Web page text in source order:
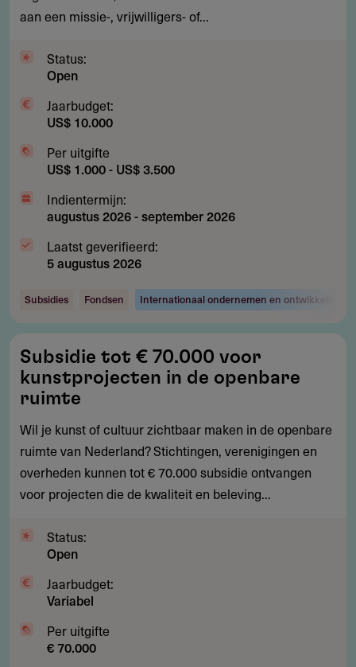
en
aan een missie-, vrijwilligers- of...
Status:
Open
Jaarbudget:
US$ 10.000
Per uitgifte
US$ 1.000 - US$ 3.500
Indientermijn:
augustus 2026-september 2026
Laatst geverifieerd:
5 augustus 2026
Subsidies Fondsen Internationaal ondernemen en
tot
€
70.000
voor
kunstprojecten
in
de
ruimte
Subsidie tot € 70.000 voor
kunstprojecten in de openbare
ruimte
Wil je kunst of cultuur zichtbaar maken in de openbare
ruimte van Nederland? Stichtingen, verenigingen en
overheden kunnen tot € 70.000 subsidie ontvangen
voor projecten die de kwaliteit en beleving...
Status:
Open
Jaarbudget:
Variabel
Per uitgifte
€ 70.000